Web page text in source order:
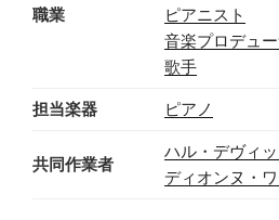
職業
ピアニスト
音楽プロデュ
歌手
担当楽器 ピアノ
共同作業者
ハル・デヴィ
ディオンヌ・